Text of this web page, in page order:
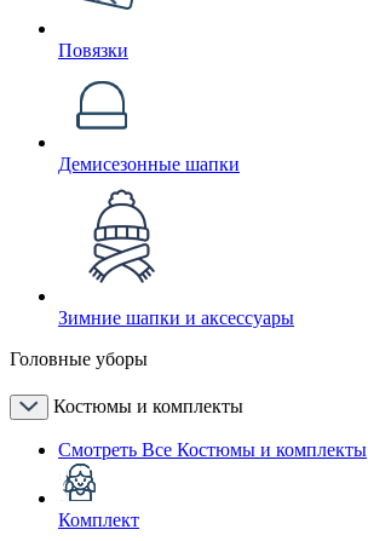
Повязки
Демисезонные шапки
Зимние шапки и аксессуары
Головные уборы
Костюмы и комплекты
Смотреть Все Костюмы и комплекты
Комплект